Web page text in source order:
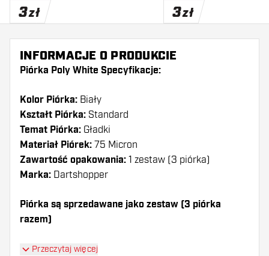
3zł 3zł
INFORMACJE O PRODUKCIE
Piórka Poly White Specyfikacje:
Kolor Piórka: Biały
Kształt Piórka: Standard
Temat Piórka: Gładki
Materiał Piórek: 75 Micron
Zawartość opakowania: 1 zestaw (3 piórka)
Marka: Dartshopper
Piórka są sprzedawane jako zestaw (3 piórka
razem)
Dartshopper tip!
Przeczytaj więcej